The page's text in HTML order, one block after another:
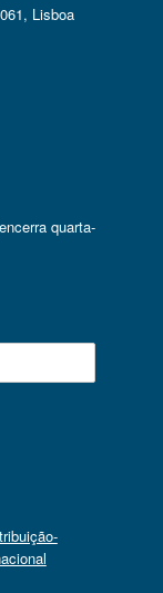
Lisboa
quarta-